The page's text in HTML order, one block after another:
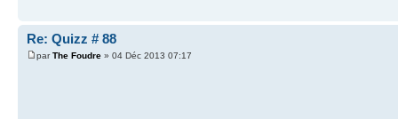
Re: Quizz # 88
parThe Foudre » 04 Déc 2013 07:17